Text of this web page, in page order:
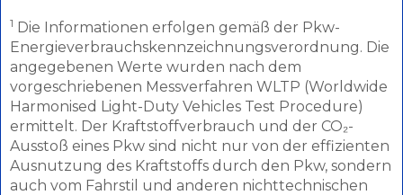
1 Die Informationen erfolgen gemäß der Pkw-
Energieverbrauchskennzeichnungsverordnung. Die
angegebenen Werte wurden nach dem
vorgeschriebenen Messverfahren WLTP (Worldwide
Harmonised Light-Duty Vehicles Test Procedure)
ermittelt. Der Kraftstoffverbrauch und der CO₂-
Ausstoß eines Pkw sind nicht nur von der effizienten
Ausnutzung des Kraftstoffs durch den Pkw, sondern
auch vom Fahrstil und anderen nichttechnischen